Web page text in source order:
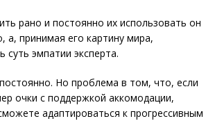
рано и постоянно их использовать он
а, принимая его картину мира,
эмпатии эксперта.
Но проблема в том, что, если
очки с поддержкой аккомодации,
адаптироваться к прогрессивным